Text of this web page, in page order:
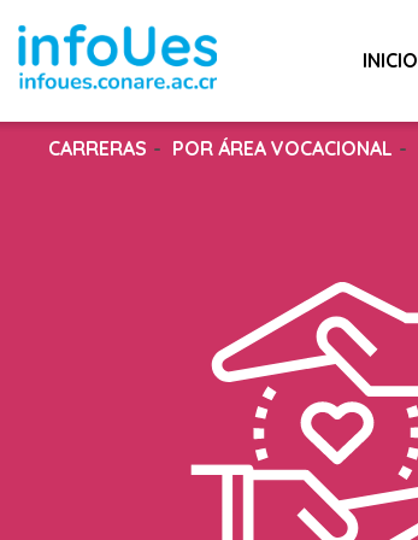
INICIO
CARRERAS POR ÁREA VOCACIONAL